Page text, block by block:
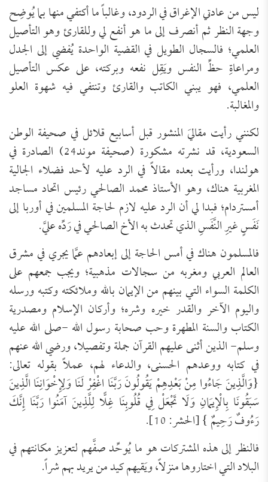
ليس من عادتي الإغراق في الردود، وغالباً ما أكتفي منها بما يُوضِح
وجهة النظر ثم أنصرف إلى ما هو أنفع لي وللقارئ وهو التأصيل
العلمي؛ فالسجال الطويل في القضية الواحدة يُفضي إلى الجدل
ومراعاةِ حظِّ النفس ويَقِل نفعه وبركته، على عكس التأصيل
العلمي، فهو يبني الكاتب والقارئ وتنتفي فيه شهوة العلو
والمغالبة.
لكنني رأيت مقاليَ المنشور قبل أسابيع قلائل في صحيفة الوطن
السعودية، قد نشرته مشكورة (صحيفة موند24) الصادرة في
هولندا، ورأيت بعده مقالاً في الرد عليه لأحد فضلاء الجالية
المغربية هناك، وهو الأستاذ محمد الصالحي رئيس اتحاد مساجد
أمستردام؛ فبدا لي أن الرد عليه لازم لحاجة المسلمين في أوربا إلى
نَفَسٍ غيرِ النَّفَسِ الذي تحدث به الأخ الصالحي في رَدِّه عليَّ.
فالمسلمون هناك في أمس الحاجة إلى إبعادهم عمَّا يجري في مشرق
العالم العربي ومغربه من سجالات مذهبية؛ ويجب جمعهم على
الكلمة السواء التي بينهم من الإيمان بالله وملائكته وكتبه ورسله
واليوم الآخر والقدر خيره وشره؛ وأركان الإسلام ومصدرية
الكتاب والسنة المطهرة وحب صحابة رسول الله -صلى الله عليه
وسلم- الذين أثنى عليهم القرآن جملة وتفصيلا، ورضي الله عنهم
في كتابه ووعدهم الحسنى، والدعاء لهم، عملاً بقوله تعالى:
{وَالَّذِينَ جَاءُوا مِنْ بَعْدِهِمْ يَقُولُونَ رَبَّنَا اغْفِرْ لَنَا وَلِإِخْوَانِنَا الَّذِينَ
سَبَقُونَا بِالْإِيمَانِ وَلَا تَجْعَلْ فِي قُلُوبِنَا غِلًّا لِلَّذِينَ آمَنُوا رَبَّنَا إِنَّكَ
رَءُوفٌ رَحِيمٌ } [الحشر: 10].
فالنظر إلى هذه المشتركات هو ما يُوحِّد صفَّهم لتعزيز مكانتهم في
البلاد التي اختاروها منزلاً، ويَقيهم كيد من يريد بهم شراً.